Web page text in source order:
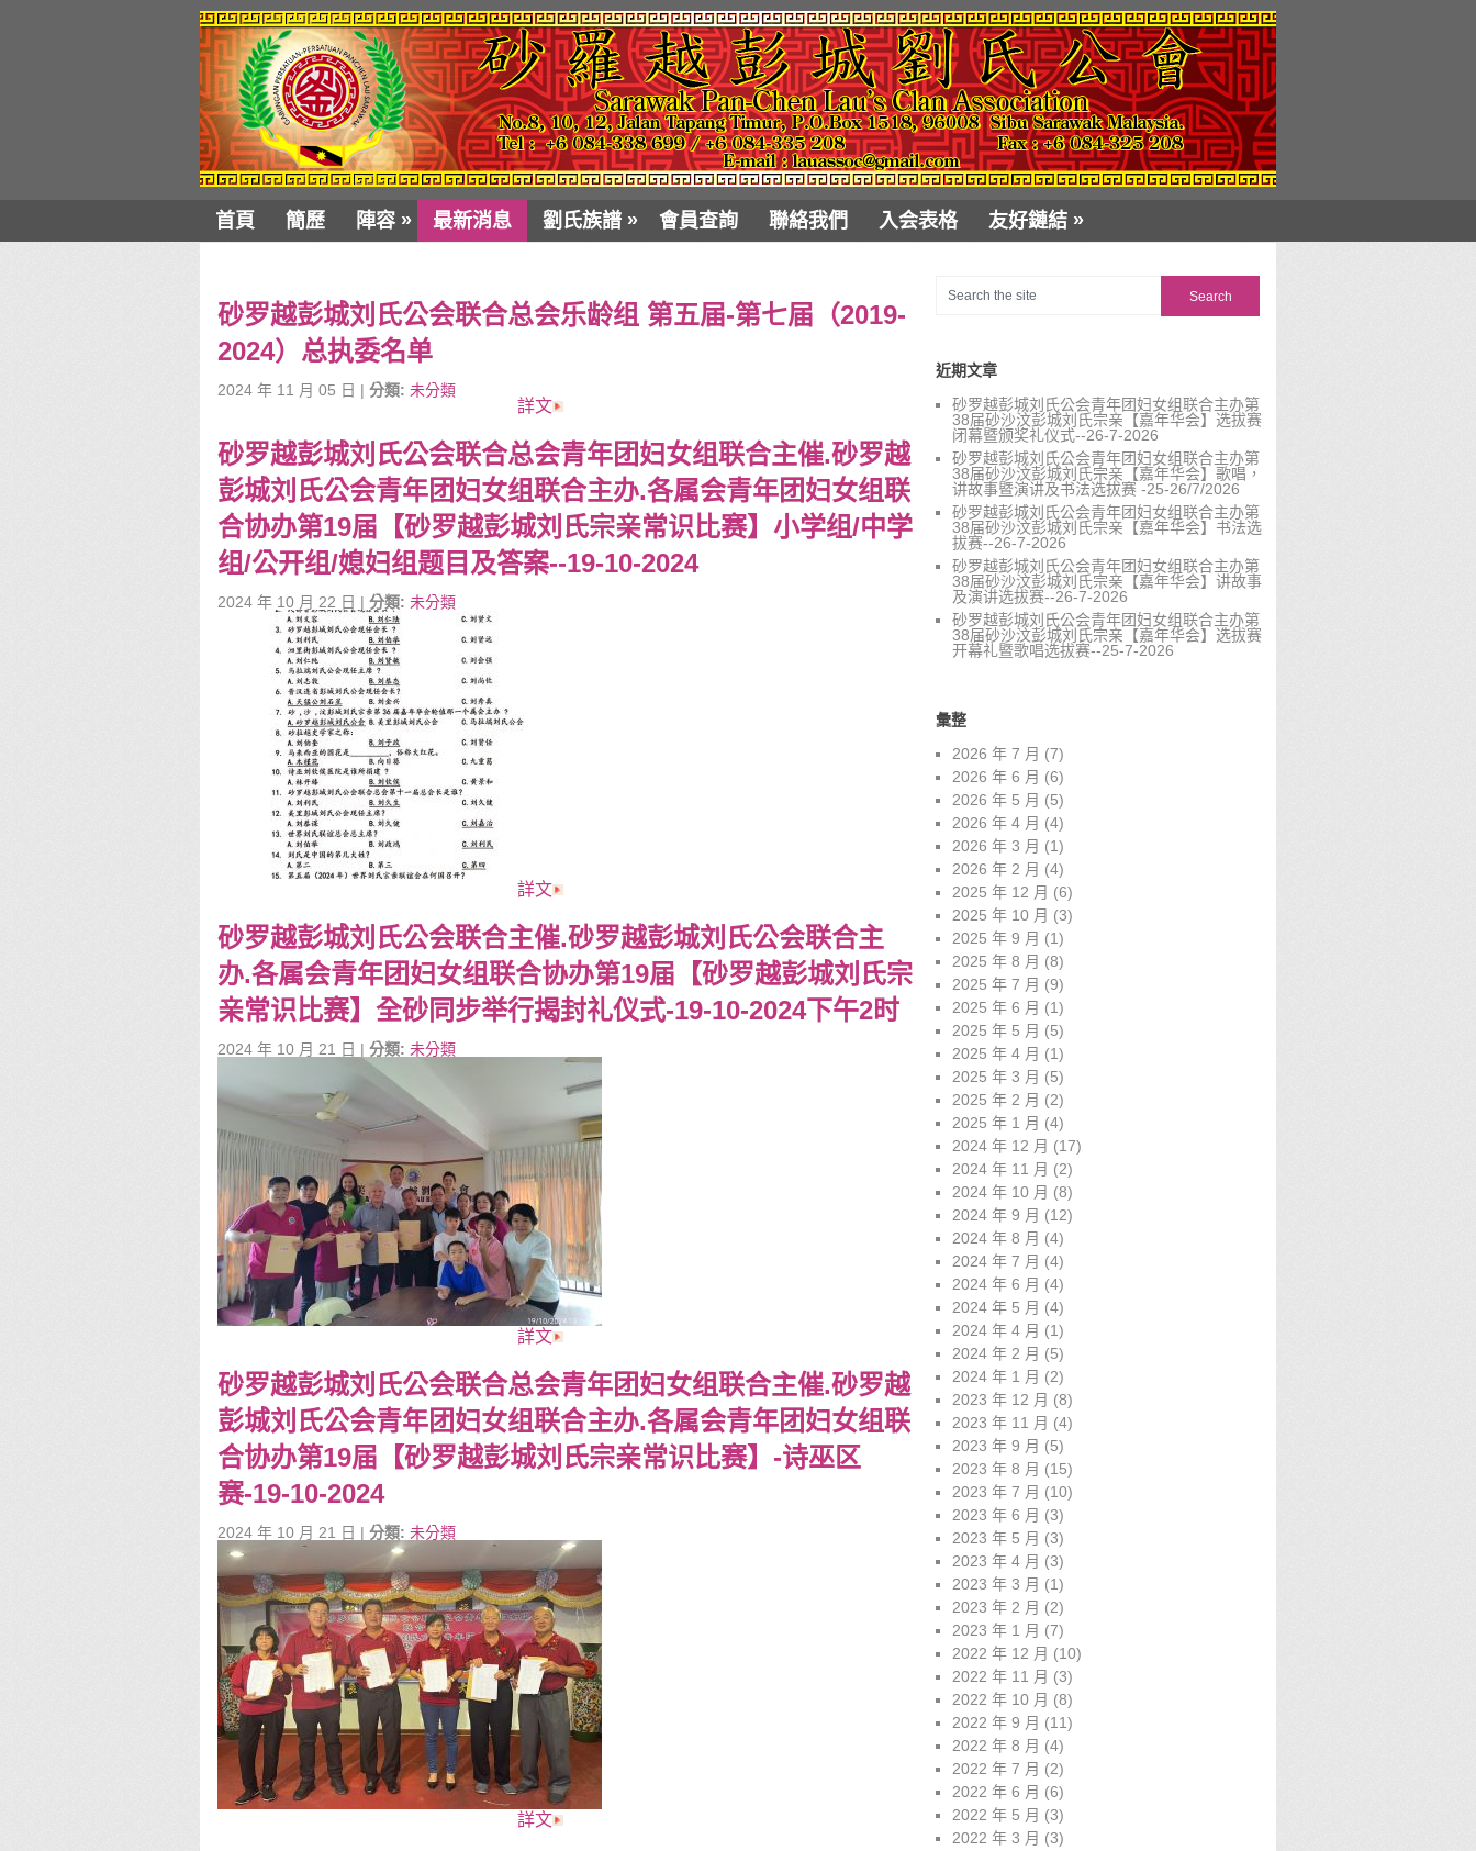
首頁 簡歷 陣容 » 最新消息 劉氏族譜 » 會員查詢 聯絡我們 入会表格 友好鏈結 »
砂罗越彭城刘氏公会联合总会乐龄组 第五届-第七届（2019-
2024）总执委名单
2024 年 11 月 05 日 | 分類: 未分類
詳文
砂罗越彭城刘氏公会联合总会青年团妇女组联合主催.砂罗越
彭城刘氏公会青年团妇女组联合主办.各属会青年团妇女组联
合协办第19届【砂罗越彭城刘氏宗亲常识比赛】小学组/中学
组/公开组/媳妇组题目及答案--19-10-2024
2024 年 10 月 22 日 | 分類: 未分類
詳文
砂罗越彭城刘氏公会联合主催.砂罗越彭城刘氏公会联合主
办.各属会青年团妇女组联合协办第19届【砂罗越彭城刘氏宗
亲常识比赛】全砂同步举行揭封礼仪式-19-10-2024下午2时
2024 年 10 月 21 日 | 分類: 未分類
詳文
砂罗越彭城刘氏公会联合总会青年团妇女组联合主催.砂罗越
彭城刘氏公会青年团妇女组联合主办.各属会青年团妇女组联
合协办第19届【砂罗越彭城刘氏宗亲常识比赛】-诗巫区
赛-19-10-2024
2024 年 10 月 21 日 | 分類: 未分類
詳文
近期文章
砂罗越彭城刘氏公会青年团妇女组联合主办第
38届砂沙汶彭城刘氏宗亲【嘉年华会】选拔赛
闭幕暨颁奖礼仪式--26-7-2026
砂罗越彭城刘氏公会青年团妇女组联合主办第
38届砂沙汶彭城刘氏宗亲【嘉年华会】歌唱，
讲故事暨演讲及书法选拔赛 -25-26/7/2026
砂罗越彭城刘氏公会青年团妇女组联合主办第
38届砂沙汶彭城刘氏宗亲【嘉年华会】书法选
拔赛--26-7-2026
砂罗越彭城刘氏公会青年团妇女组联合主办第
38届砂沙汶彭城刘氏宗亲【嘉年华会】讲故事
及演讲选拔赛--26-7-2026
砂罗越彭城刘氏公会青年团妇女组联合主办第
38届砂沙汶彭城刘氏宗亲【嘉年华会】选拔赛
开幕礼暨歌唱选拔赛--25-7-2026
彙整
2026 年 7 月 (7)
2026 年 6 月 (6)
2026 年 5 月 (5)
2026 年 4 月 (4)
2026 年 3 月 (1)
2026 年 2 月 (4)
2025 年 12 月 (6)
2025 年 10 月 (3)
2025 年 9 月 (1)
2025 年 8 月 (8)
2025 年 7 月 (9)
2025 年 6 月 (1)
2025 年 5 月 (5)
2025 年 4 月 (1)
2025 年 3 月 (5)
2025 年 2 月 (2)
2025 年 1 月 (4)
2024 年 12 月 (17)
2024 年 11 月 (2)
2024 年 10 月 (8)
2024 年 9 月 (12)
2024 年 8 月 (4)
2024 年 7 月 (4)
2024 年 6 月 (4)
2024 年 5 月 (4)
2024 年 4 月 (1)
2024 年 2 月 (5)
2024 年 1 月 (2)
2023 年 12 月 (8)
2023 年 11 月 (4)
2023 年 9 月 (5)
2023 年 8 月 (15)
2023 年 7 月 (10)
2023 年 6 月 (3)
2023 年 5 月 (3)
2023 年 4 月 (3)
2023 年 3 月 (1)
2023 年 2 月 (2)
2023 年 1 月 (7)
2022 年 12 月 (10)
2022 年 11 月 (3)
2022 年 10 月 (8)
2022 年 9 月 (11)
2022 年 8 月 (4)
2022 年 7 月 (2)
2022 年 6 月 (6)
2022 年 5 月 (3)
2022 年 3 月 (3)